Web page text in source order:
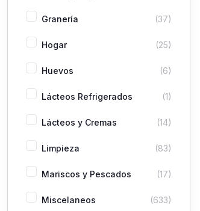
Granería (37)
Hogar (25)
Huevos (6)
Lácteos Refrigerados (1)
Lácteos y Cremas (14)
Limpieza (83)
Mariscos y Pescados (17)
Miscelaneos (633)